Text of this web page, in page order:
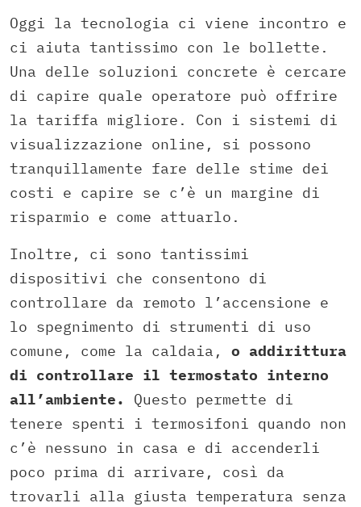
Oggi la tecnologia ci viene incontro e
ci aiuta tantissimo con le bollette.
Una delle soluzioni concrete è cercare
di capire quale operatore può offrire
la tariffa migliore. Con i sistemi di
visualizzazione online, si possono
tranquillamente fare delle stime dei
costi e capire se c’è un margine di
risparmio e come attuarlo.
Inoltre, ci sono tantissimi
dispositivi che consentono di
controllare da remoto l’accensione e
lo spegnimento di strumenti di uso
comune, come la caldaia,
o addirittura
di controllare il termostato interno
all’ambiente.
Questo permette di
tenere spenti i termosifoni quando non
c’è nessuno in casa e di accenderli
poco prima di arrivare, così da
trovarli alla giusta temperatura senza